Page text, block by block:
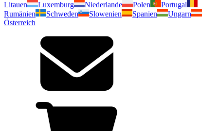
Litauen
Luxemburg Niederlande Polen
Portugal
Rumänien
Schweden Slowenien Spanien
Ungarn
Österreich